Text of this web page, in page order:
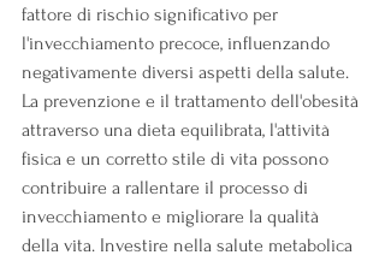
fattore di rischio significativo per
l'invecchiamento precoce, influenzando
negativamente diversi aspetti della salute.
La prevenzione e il trattamento dell'obesità
attraverso una dieta equilibrata, l'attività
fisica e un corretto stile di vita possono
contribuire a rallentare il processo di
invecchiamento e migliorare la qualità
della vita. Investire nella salute metabolica